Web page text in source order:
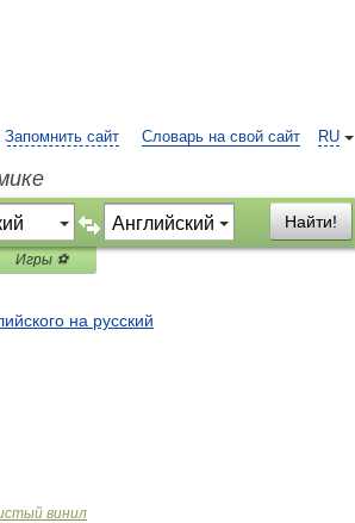
RU
Запомнить сайт Словарь на свой сайт
Найти!
Игры ⚽
на русский
винил